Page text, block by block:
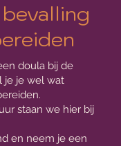
doula bij de
je je wel wat
staan we hier bij
en neem je een